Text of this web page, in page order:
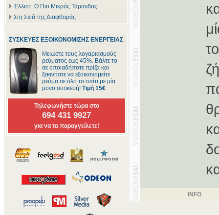
Έλλιοτ: Ο Πιο Μικρός Τάρανδος
Στη Σκιά της Διαφθοράς
ΣΥΣΚΕΥΕΣ ΕΞΟΙΚΟΝΟΜΙΣΗΣ ΕΝΕΡΓΕΙΑΣ
Μειώστε τους λογαριασμούς
ρεύματος εως 45%. Βάλτε το
σε οποιαδήποτε πρίζα και
ξεκινήστε να εξοικονομείτε
ρεύμα σε όλο το σπίτι με μία
μονο συσκευή! Τιμή 15€
Τηλεφωνήστε τώρα στο
694 431 9927
για να τα παραγγείλετε!
INFO